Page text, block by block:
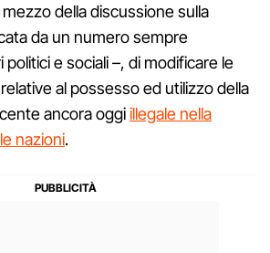
della discussione sulla
da un numero sempre
e sociali –, di modificare le
al possesso ed utilizzo della
ancora oggiillegale nella
nazioni.